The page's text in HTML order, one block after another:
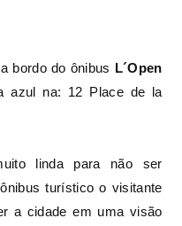
bordo do ônibus L´Open
azul na: 12 Place de la
linda para não ser
turístico o visitante
a cidade em uma visão